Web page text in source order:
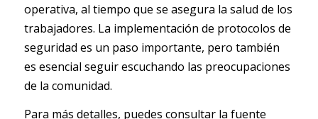
operativa, al tiempo que se asegura la salud de los
trabajadores. La implementación de protocolos de
seguridad es un paso importante, pero también
es esencial seguir escuchando las preocupaciones
de la comunidad.
Para más detalles, puedes consultar la fuente